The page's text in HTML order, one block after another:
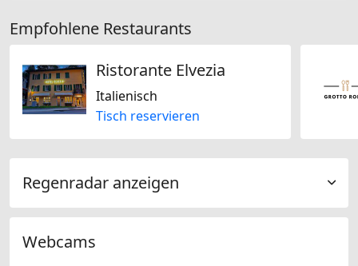
Empfohlene Restaurants
Ristorante Elvezia
Italienisch
Tisch reservieren
Regenradar anzeigen
Webcams